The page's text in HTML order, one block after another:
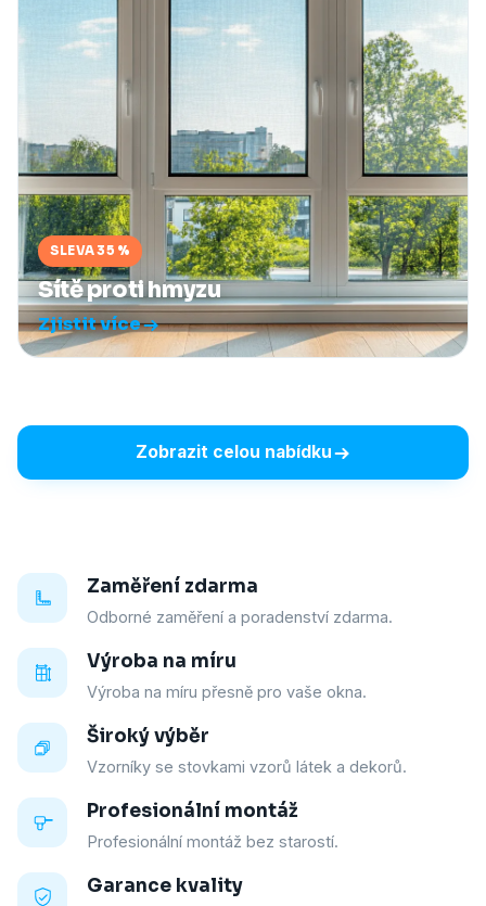
SLEVA 35 %
Sítě proti hmyzu
Zjistit více
Zobrazit celou nabídku
Zaměření zdarma
Odborné zaměření a poradenství zdarma.
Výroba na míru
Výroba na míru přesně pro vaše okna.
Široký výběr
Vzorníky se stovkami vzorů látek a dekorů.
Profesionální montáž
Profesionální montáž bez starostí.
Garance kvality